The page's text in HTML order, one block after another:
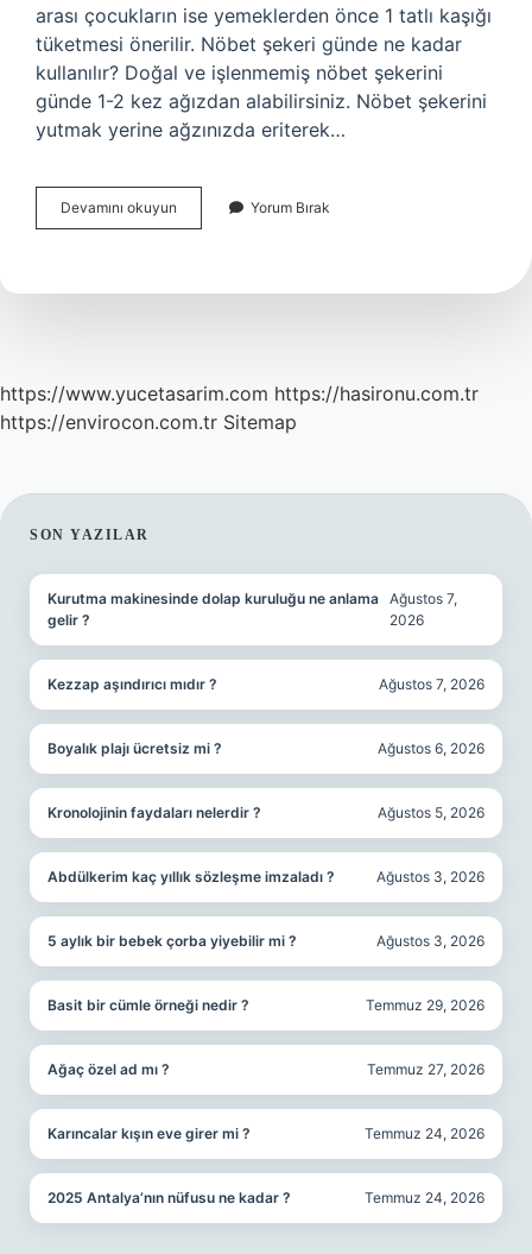
arası çocukların ise yemeklerden önce 1 tatlı kaşığı
tüketmesi önerilir. Nöbet şekeri günde ne kadar
kullanılır? Doğal ve işlenmemiş nöbet şekerini
günde 1-2 kez ağızdan alabilirsiniz. Nöbet şekerini
yutmak yerine ağzınızda eriterek…
Devamını okuyun
Şekeri
Yorum Bırak
https://www.yucetasarim.com https://hasironu.com.tr
https://envirocon.com.tr Sitemap
SIDEBAR
SON YAZILAR
Kurutma makinesinde dolap kuruluğu ne anlama
gelir ?
Ağustos 7,
2026
Kezzap aşındırıcı mıdır ? Ağustos 7, 2026
Boyalık plajı ücretsiz mi ? Ağustos 6, 2026
Kronolojinin faydaları nelerdir ? Ağustos 5, 2026
Abdülkerim kaç yıllık sözleşme imzaladı ? Ağustos 3, 2026
5 aylık bir bebek çorba yiyebilir mi ? Ağustos 3, 2026
Basit bir cümle örneği nedir ? Temmuz 29, 2026
Ağaç özel ad mı ? Temmuz 27, 2026
Karıncalar kışın eve girer mi ? Temmuz 24, 2026
2025 Antalya’nın nüfusu ne kadar ? Temmuz 24, 2026